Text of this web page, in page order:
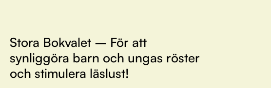
Stora Bokvalet – För att
synliggöra barn och ungas röster
och stimulera läslust!